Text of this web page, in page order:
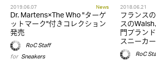
2019.06.07 News
Dr. Martens×The Who "ターゲ
ットマーク"付きコレクション
発売
RoC Staff
for Sneakers
2018.06.21
フランス
スの
門ブラン
スニーカ
RoC